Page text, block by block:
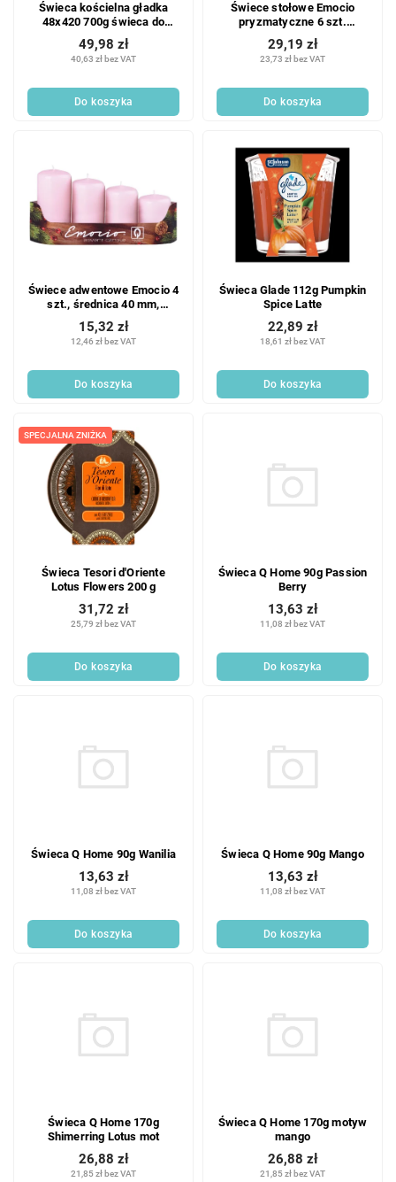
Świeca kościelna gładka
48x420 700g świeca do
rzeźbienia
40,63 zł bez VAT
49,98 zł
Do koszyka
Świece stołowe Emocio
pryzmatyczne 6 szt.
18x240mm, czerwone
23,73 zł bez VAT
29,19 zł
Do koszyka
Świece adwentowe Emocio 4
szt., średnica 40 mm,
różowe świece
12,46 zł bez VAT
15,32 zł
Do koszyka
Świeca Glade 112g Pumpkin
Spice Latte
18,61 zł bez VAT
22,89 zł
Do koszyka
SPECJALNA ZNIŻKA
Świeca Tesori d'Oriente
Lotus Flowers 200 g
25,79 zł bez VAT
31,72 zł
Do koszyka
Świeca Q Home 90g Passion
Berry
11,08 zł bez VAT
13,63 zł
Do koszyka
Świeca Q Home 90g Wanilia
11,08 zł bez VAT
13,63 zł
Do koszyka
Świeca Q Home 90g Mango
11,08 zł bez VAT
13,63 zł
Do koszyka
Świeca Q Home 170g
Shimerring Lotus mot
21,85 zł bez VAT
26,88 zł
Świeca Q Home 170g motyw
mango
21,85 zł bez VAT
26,88 zł